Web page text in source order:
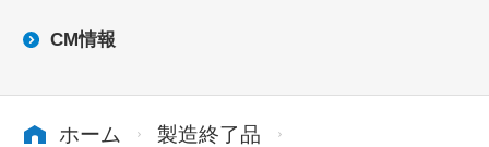
CM情報
ホーム
製造終了品